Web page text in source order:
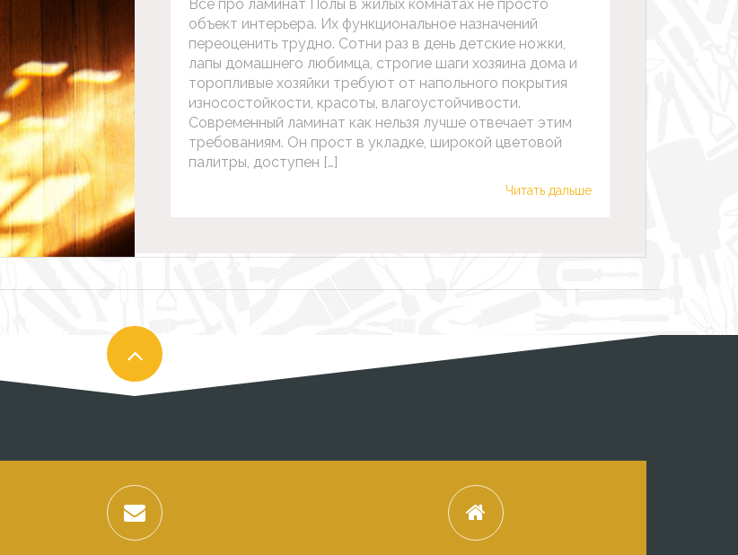
Все про ламинат Полы в жилых комнатах не просто
объект интерьера. Их функциональное назначений
переоценить трудно. Сотни раз в день детские ножки,
лапы домашнего любимца, строгие шаги хозяина дома и
торопливые хозяйки требуют от напольного покрытия
износостойкости, красоты, влагоустойчивости.
Современный ламинат как нельзя лучше отвечает этим
требованиям. Он прост в укладке, широкой цветовой
палитры, доступен […]
Читать дальше